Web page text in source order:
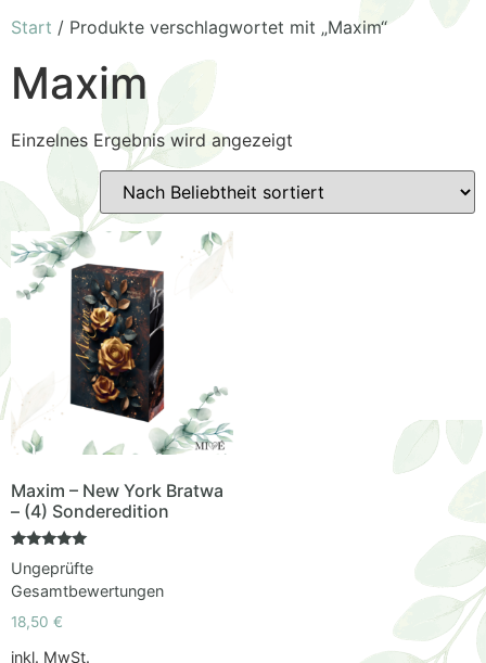
Start / Produkte verschlagwortet mit „Maxim“
Maxim
Einzelnes Ergebnis wird angezeigt
Maxim – New York Bratwa
– (4) Sonderedition
Bewertet
mit
5.00
von 5
Ungeprüfte
Gesamtbewertungen
18,50 €
inkl. MwSt.